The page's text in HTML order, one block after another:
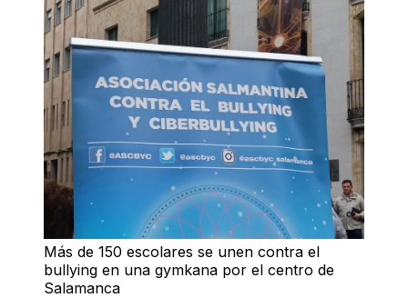
Más de 150 escolares se unen contra el
bullying en una gymkana por el centro de
Salamanca